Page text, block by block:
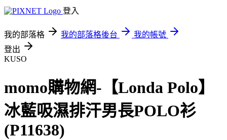
登入
我的部落格 我的部落格後台
我的帳號
登出
KUSO
momo購物網-【Londa Polo】
冰藍吸濕排汗男長POLO衫
(P11638)